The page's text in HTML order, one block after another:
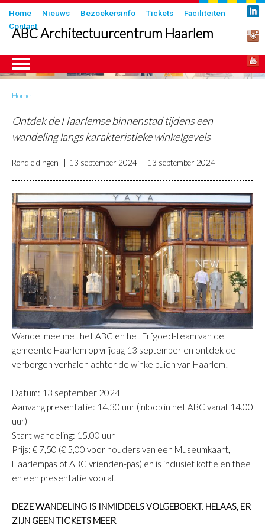
Overslaan
en
naar
inhoud
gaan
Submenu
Home Nieuws Bezoekersinfo Tickets
Faciliteiten
Contact
ABC Architectuurcentrum Haarlem
Kruimelpad
Home
Ontdek de Haarlemse binnenstad tijdens een
wandeling langs karakteristieke winkelgevels
Rondleidingen 13 september 2024 13 september 2024
Wandel mee met het ABC en het Erfgoed-team van de
gemeente Haarlem op vrijdag 13 september en ontdek de
verborgen verhalen achter de winkelpuien van Haarlem!
Datum: 13 september 2024
Aanvang presentatie: 14.30 uur (inloop in het ABC vanaf 14.00
uur)
Start wandeling: 15.00 uur
Prijs: € 7,50 (€ 5,00 voor houders van een Museumkaart,
Haarlempas of ABC vrienden-pas) en is inclusief koffie en thee
en een presentatie vooraf.
DEZE WANDELING IS INMIDDELS VOLGEBOEKT. HELAAS, ER
ZIJN GEEN TICKETS MEER